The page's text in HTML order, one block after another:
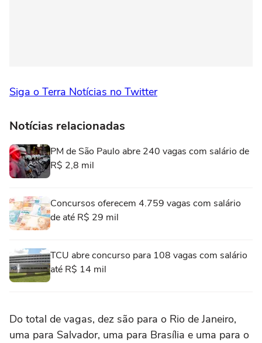
Siga o Terra Notícias no Twitter
Notícias relacionadas
PM de São Paulo abre 240 vagas com salário de
R$ 2,8 mil
Concursos oferecem 4.759 vagas com salário
de até R$ 29 mil
TCU abre concurso para 108 vagas com salário
até R$ 14 mil
Do total de vagas, dez são para o Rio de Janeiro,
uma para Salvador, uma para Brasília e uma para o